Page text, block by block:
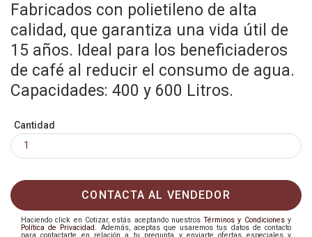
Fabricados con polietileno de alta
calidad, que garantiza una vida útil de
15 años. Ideal para los beneficiaderos
de café al reducir el consumo de agua.
Capacidades: 400 y 600 Litros.
Cantidad
CONTACTA AL VENDEDOR
Haciendo click en Cotizar, estás aceptando nuestrosTérminos y Condicionesy
Política de Privacidad . Además, aceptas que usaremos tus datos de contacto